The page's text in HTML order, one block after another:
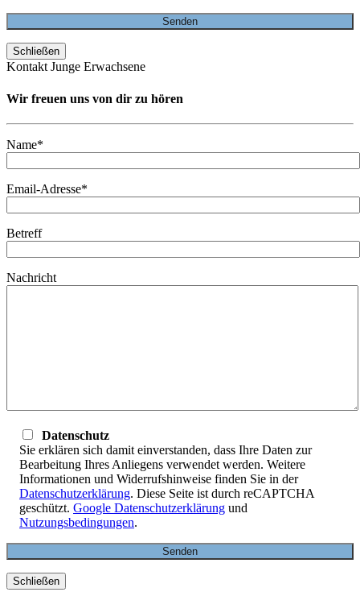
Schließen
Kontakt Junge Erwachsene
Wir freuen uns von dir zu hören
Name*
Email-Adresse*
Betreff
Nachricht
Datenschutz
Sie erklären sich damit einverstanden, dass Ihre Daten zur
Bearbeitung Ihres Anliegens verwendet werden. Weitere
Informationen und Widerrufshinweise finden Sie in der
Datenschutzerklärung. Diese Seite ist durch reCAPTCHA
geschützt. Google Datenschutzerklärung und
Nutzungsbedingungen.
Schließen